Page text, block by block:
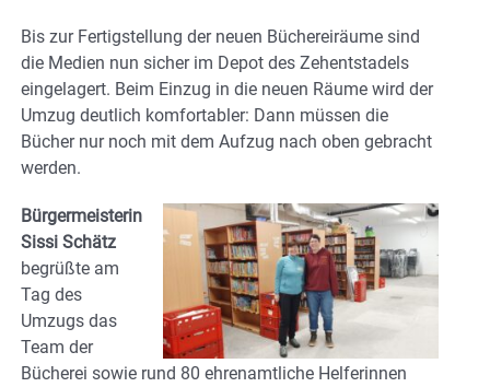
Bis zur Fertigstellung der neuen Büchereiräume sind
die Medien nun sicher im Depot des Zehentstadels
eingelagert. Beim Einzug in die neuen Räume wird der
Umzug deutlich komfortabler: Dann müssen die
Bücher nur noch mit dem Aufzug nach oben gebracht
werden.
Bürgermeisterin
Sissi Schätz
begrüßte am
Tag des
Umzugs das
Team der
Bücherei sowie rund 80 ehrenamtliche Helferinnen